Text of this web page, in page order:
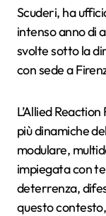
Scuderi, ha
intenso anno di
svolte sotto la
con sede a
L’Allied
più dinamiche
modulare,
impiegata con
deterrenza,
questo